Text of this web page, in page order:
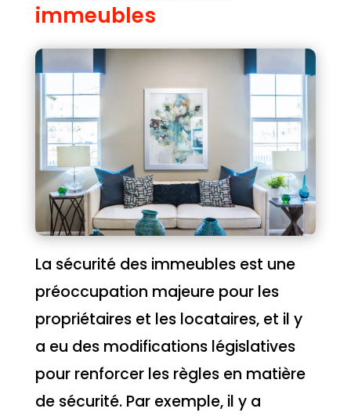
immeubles
La sécurité des immeubles est une
préoccupation majeure pour les
propriétaires et les locataires, et il y
a eu des modifications législatives
pour renforcer les règles en matière
de sécurité. Par exemple, il y a